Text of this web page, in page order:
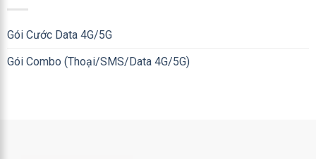
Gói Cước Data 4G/5G
Gói Combo (Thoại/SMS/Data 4G/5G)